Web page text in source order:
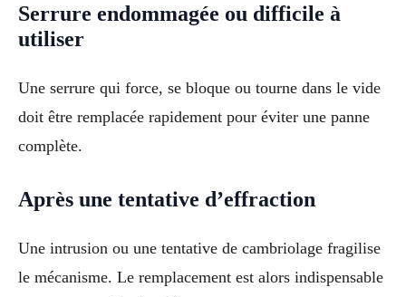
Serrure endommagée ou difficile à
utiliser
Une serrure qui force, se bloque ou tourne dans le vide
doit être remplacée rapidement pour éviter une panne
complète.
Après une tentative d’effraction
Une intrusion ou une tentative de cambriolage fragilise
le mécanisme. Le remplacement est alors indispensable